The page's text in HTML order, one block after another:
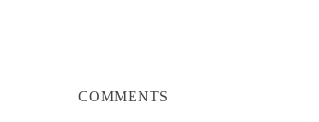
COMMENTS